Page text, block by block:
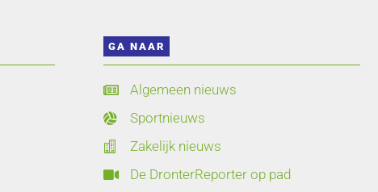
GA NAAR
 Algemeen nieuws
 Sportnieuws
 Zakelijk nieuws
 De DronterReporter op pad